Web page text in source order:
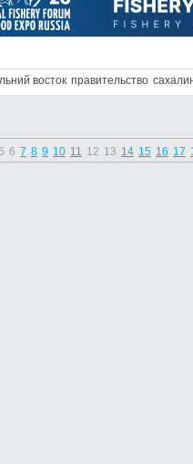
восток правительство
6 7 8 9 10 11 12 13 14 15 16 17